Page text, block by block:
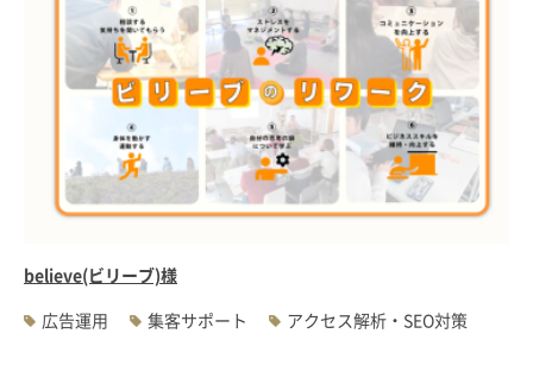
believe(ビリーブ)様
広告運用
集客サポート アクセス解析・SEO対策